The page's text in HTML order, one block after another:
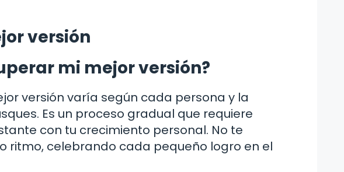
versión
mi mejor versión?
versión varía según cada persona y la
Es un proceso gradual que requiere
con tu crecimiento personal. No te
ritmo, celebrando cada pequeño logro en el